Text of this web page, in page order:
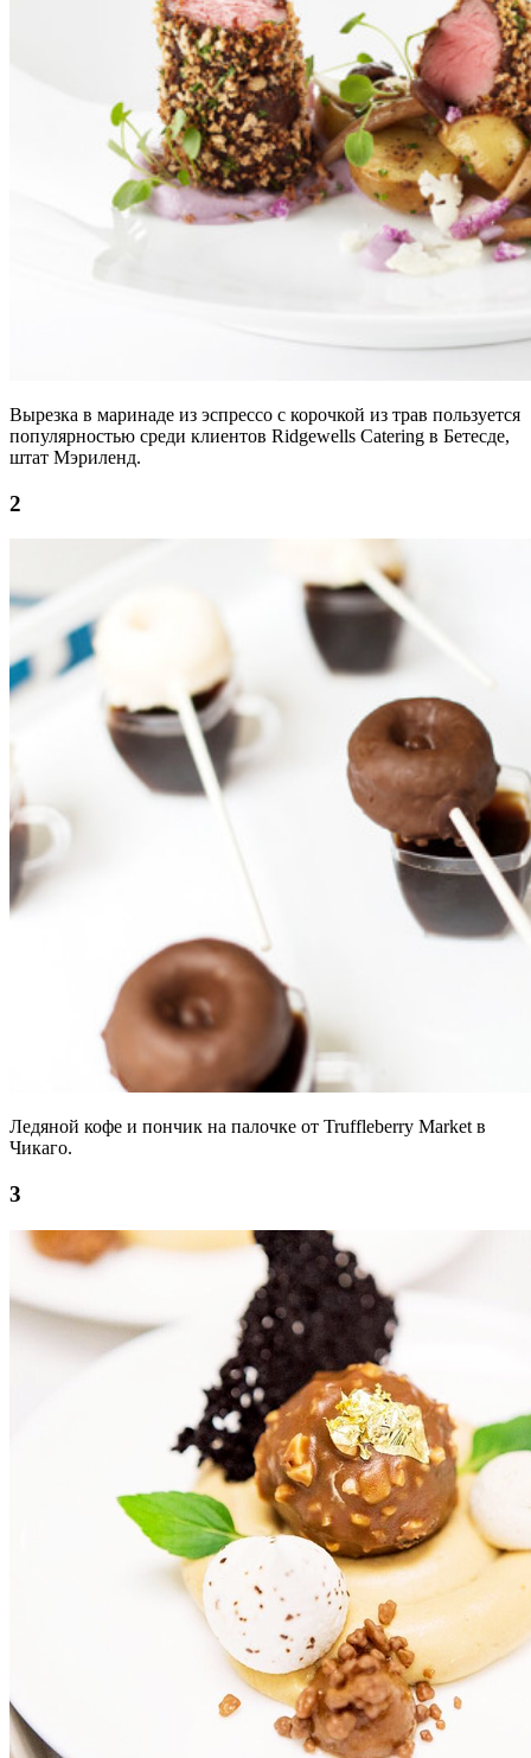
Вырезка в маринаде из эспрессо с корочкой из трав пользуется
популярностью среди клиентов Ridgewells Catering в Бетесде,
штат Мэриленд.
2
Ледяной кофе и пончик на палочке от Truffleberry Market в
Чикаго.
3